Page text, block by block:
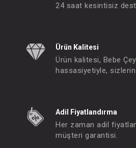
24 saat kesintisiz
Ürün Kalitesi
Ürün kalitesi, Bebe
hassasiyetiyle, sizlerin
Adil Fiyatlandırma
Her zaman adil
müşteri garantisi.